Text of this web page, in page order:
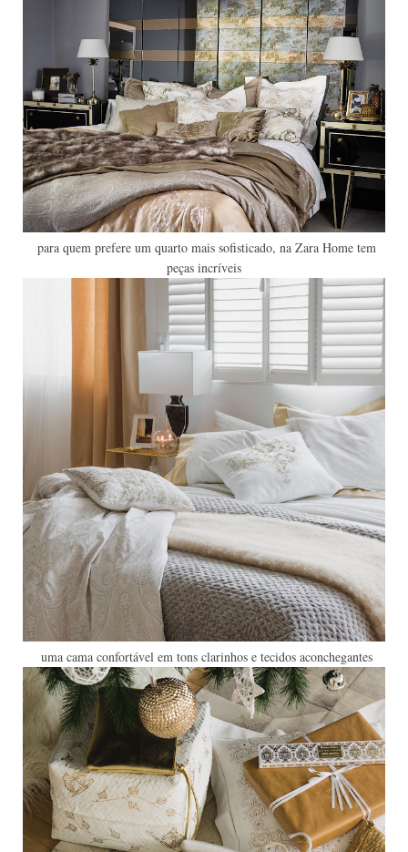
para quem prefere um quarto mais sofisticado, na Zara Home tem
peças incríveis
uma cama confortável em tons clarinhos e tecidos aconchegantes